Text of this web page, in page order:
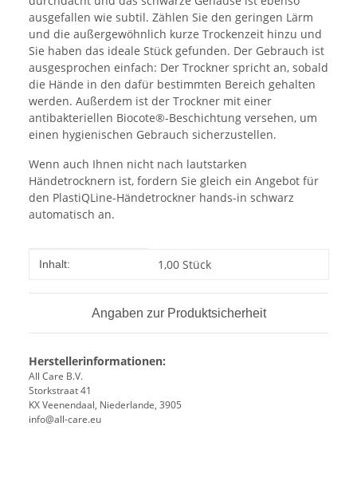
ausgefallen wie subtil. Zählen Sie den geringen Lärm
und die außergewöhnlich kurze Trockenzeit hinzu und
Sie haben das ideale Stück gefunden. Der Gebrauch ist
ausgesprochen einfach: Der Trockner spricht an, sobald
die Hände in den dafür bestimmten Bereich gehalten
werden. Außerdem ist der Trockner mit einer
antibakteriellen Biocote®-Beschichtung versehen, um
einen hygienischen Gebrauch sicherzustellen.
Wenn auch Ihnen nicht nach lautstarken
Händetrocknern ist, fordern Sie gleich ein Angebot für
den PlastiQLine-Händetrockner hands-in schwarz
automatisch an.
Produkteigenschaft
Wert
Inhalt: 1,00 Stück
Angaben zur Produktsicherheit
Herstellerinformationen:
All Care B.V.
Storkstraat 41
KX Veenendaal, Niederlande, 3905
info@all-care.eu